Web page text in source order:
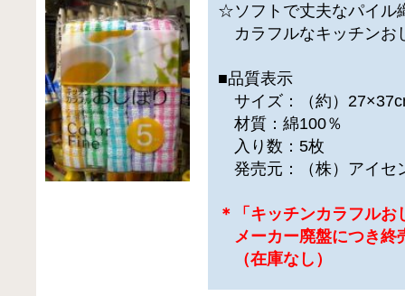
☆ソフトで丈夫なパイル
カラフルなキッチンお
■品質表示
サイズ：（約）
材質：綿100％
入り数：5枚
発売元：（株）アイセ
＊「キッチンカラフルお
メーカー廃盤につき終
（在庫なし）